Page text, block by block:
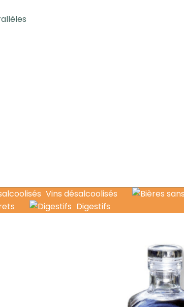
Vins désalcoolisés
Digestifs